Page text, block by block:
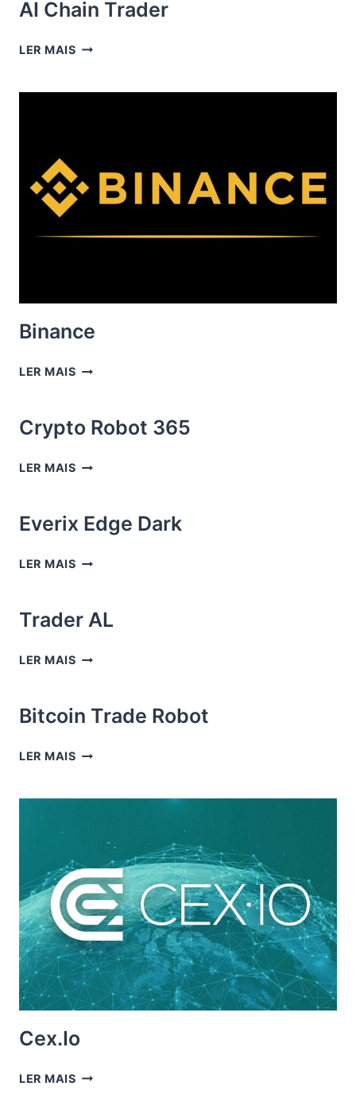
AI Chain Trader
LER MAISAI
Binance
LER MAISBINANCE
Crypto Robot 365
LER MAISCRYPTO
Everix Edge Dark
LER MAISEVERIX
Trader AL
LER MAISTRADER
Bitcoin Trade Robot
LER MAISBITCOIN
Cex.io
LER MAISCEX.IO